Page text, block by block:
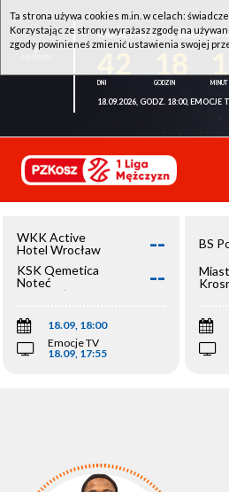
WKK ACTIVE HOTEL WROCŁAW -
18.09.2026, GODZ. 18:00, EMOCJE
WKK Active
Hotel Wrocław
--
KSK Qemetica
Noteć
Inowrocław
--
18.09, 18:00
Emocje TV
18.09, 17:55
BS
Ta strona używa cookies m.in. w celach:
Korzystając ze strony wyrażasz zgodę na
zgody powinieneś zmienić ustawienia swojej